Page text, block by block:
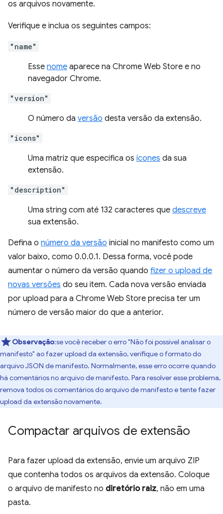
os arquivos novamente.
Verifique e inclua os seguintes campos:
"name"
Esse nome aparece na Chrome Web Store e no
navegador Chrome.
"version"
O número da versão desta versão da extensão.
"icons"
Uma matriz que especifica os ícones da sua
extensão.
"description"
Uma string com até 132 caracteres que descreve
sua extensão.
Defina o número da versão inicial no manifesto como um
valor baixo, como 0.0.0.1. Dessa forma, você pode
aumentar o número da versão quando fizer o upload de
novas versões do seu item. Cada nova versão enviada
por upload para a Chrome Web Store precisa ter um
número de versão maior do que a anterior.
Observação:se você receber o erro "Não foi possível analisar o
manifesto" ao fazer upload da extensão, verifique o formato do
arquivo JSON de manifesto. Normalmente, esse erro ocorre quando
há comentários no arquivo de manifesto. Para resolver esse problema,
remova todos os comentários do arquivo de manifesto e tente fazer
upload da extensão novamente.
Compactar arquivos de extensão
Para fazer upload da extensão, envie um arquivo ZIP
que contenha todos os arquivos da extensão. Coloque
o arquivo de manifesto no diretório raiz, não em uma
pasta.